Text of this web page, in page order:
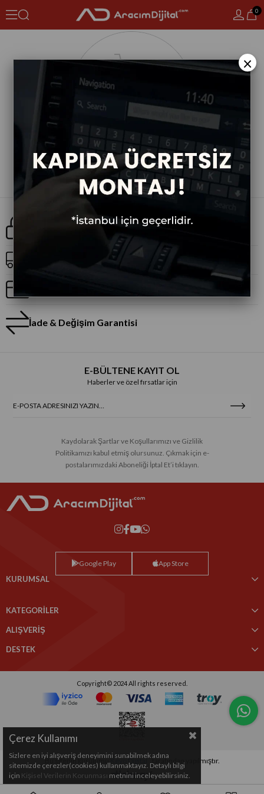
0
Güvenli Alışveriş
İade & Değişim Garantisi
E-BÜLTENE KAYIT OL
Haberler ve özel fırsatlar için
Kaydolarak Şartlar ve Koşullarımızı ve Gizlilik
Politikamızı kabul etmiş olursunuz. Çıkmak için e-
postalarımızdaki Aboneliği İptal Et’i tıklayın.
Google Play App Store
KURUMSAL
KATEGORİLER
ALIŞVERİŞ
DESTEK
Copyright© 2024 All rights reserved.
Bu sitenin kurulumu Keyo Digital tarafından yapılmıştır.
Çerez Kullanımı
Sizlere en iyi alışveriş deneyimini sunabilmek adına
sitemizde çerezler(cookies) kullanmaktayız. Detaylı bilgi
için Kişisel Verilerin Korunması metnini inceleyebilirsiniz.
×